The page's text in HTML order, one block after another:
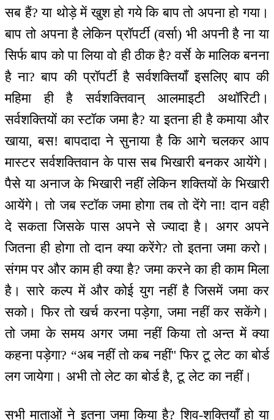
सब हैं? या थोड़े में खुश हो गये कि बाप तो अपना हो गया।
बाप तो अपना है लेकिन प्रॉपर्टी (वर्सा) भी अपनी है ना या
सिर्फ बाप को पा लिया वो ही ठीक है? वर्से के मालिक बनना
है ना? बाप की प्रॉपर्टी है सर्वशक्तियाँ इसलिए बाप की
महिमा ही है सर्वशक्तिवान् आलमाइटी अथॉरिटी।
सर्वशक्तियों का स्टॉक जमा है? या इतना ही है कमाया और
खाया, बस! बापदादा ने सुनाया है कि आगे चलकर आप
मास्टर सर्वशक्तिवान के पास सब भिखारी बनकर आयेंगे।
पैसे या अनाज के भिखारी नहीं लेकिन शक्तियों के भिखारी
आयेंगे। तो जब स्टॉक जमा होगा तब तो देंगे ना! दान वही
दे सकता जिसके पास अपने से ज्यादा है। अगर अपने
जितना ही होगा तो दान क्या करेंगे? तो इतना जमा करो।
संगम पर और काम ही क्या है? जमा करने का ही काम मिला
है। सारे कल्प में और कोई युग नहीं है जिसमें जमा कर
सको। फिर तो खर्च करना पड़ेगा, जमा नहीं कर सकेंगे।
तो जमा के समय अगर जमा नहीं किया तो अन्त में क्या
कहना पड़ेगा? “अब नहीं तो कब नहीं'' फिर टू लेट का बोर्ड
लग जायेगा। अभी तो लेट का बोर्ड है, टू लेट का नहीं।
सभी माताओं ने इतना जमा किया है? शिव-शक्तियाँ हो या